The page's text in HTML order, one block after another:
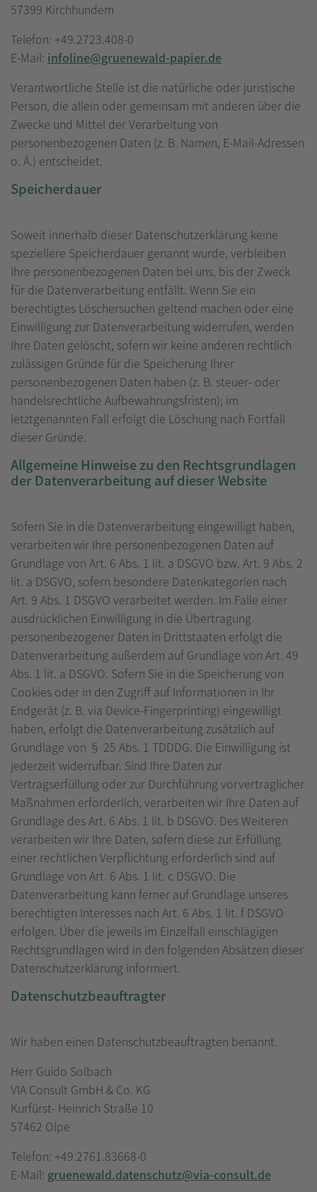
57399 Kirchhundem
Telefon: +49.2723.408-0
E-Mail: infoline@gruenewald-papier.de
Verantwortliche Stelle ist die natürliche oder juristische
Person, die allein oder gemeinsam mit anderen über die
Zwecke und Mittel der Verarbeitung von
personenbezogenen Daten (z. B. Namen, E-Mail-Adressen
o. Ä.) entscheidet.
Speicherdauer
Soweit innerhalb dieser Datenschutzerklärung keine
speziellere Speicherdauer genannt wurde, verbleiben
Ihre personenbezogenen Daten bei uns, bis der Zweck
für die Datenverarbeitung entfällt. Wenn Sie ein
berechtigtes Löschersuchen geltend machen oder eine
Einwilligung zur Datenverarbeitung widerrufen, werden
Ihre Daten gelöscht, sofern wir keine anderen rechtlich
zulässigen Gründe für die Speicherung Ihrer
personenbezogenen Daten haben (z. B. steuer- oder
handelsrechtliche Aufbewahrungsfristen); im
letztgenannten Fall erfolgt die Löschung nach Fortfall
dieser Gründe.
Allgemeine Hinweise zu den Rechtsgrundlagen
der Datenverarbeitung auf dieser Website
Sofern Sie in die Datenverarbeitung eingewilligt haben,
verarbeiten wir Ihre personenbezogenen Daten auf
Grundlage von Art. 6 Abs. 1 lit. a DSGVO bzw. Art. 9 Abs. 2
lit. a DSGVO, sofern besondere Datenkategorien nach
Art. 9 Abs. 1 DSGVO verarbeitet werden. Im Falle einer
ausdrücklichen Einwilligung in die Übertragung
personenbezogener Daten in Drittstaaten erfolgt die
Datenverarbeitung außerdem auf Grundlage von Art. 49
Abs. 1 lit. a DSGVO. Sofern Sie in die Speicherung von
Cookies oder in den Zugriff auf Informationen in Ihr
Endgerät (z. B. via Device-Fingerprinting) eingewilligt
haben, erfolgt die Datenverarbeitung zusätzlich auf
Grundlage von § 25 Abs. 1 TDDDG. Die Einwilligung ist
jederzeit widerrufbar. Sind Ihre Daten zur
Vertragserfüllung oder zur Durchführung vorvertraglicher
Maßnahmen erforderlich, verarbeiten wir Ihre Daten auf
Grundlage des Art. 6 Abs. 1 lit. b DSGVO. Des Weiteren
verarbeiten wir Ihre Daten, sofern diese zur Erfüllung
einer rechtlichen Verpflichtung erforderlich sind auf
Grundlage von Art. 6 Abs. 1 lit. c DSGVO. Die
Datenverarbeitung kann ferner auf Grundlage unseres
berechtigten Interesses nach Art. 6 Abs. 1 lit. f DSGVO
erfolgen. Über die jeweils im Einzelfall einschlägigen
Rechtsgrundlagen wird in den folgenden Absätzen dieser
Datenschutzerklärung informiert.
Datenschutz­beauftragter
Wir haben einen Datenschutzbeauftragten benannt.
Herr Guido Solbach
VIA Consult GmbH & Co. KG
Kurfürst- Heinrich Straße 10
57462 Olpe
Telefon: +49.2761.83668-0
E-Mail: gruenewald.datenschutz@via-consult.de